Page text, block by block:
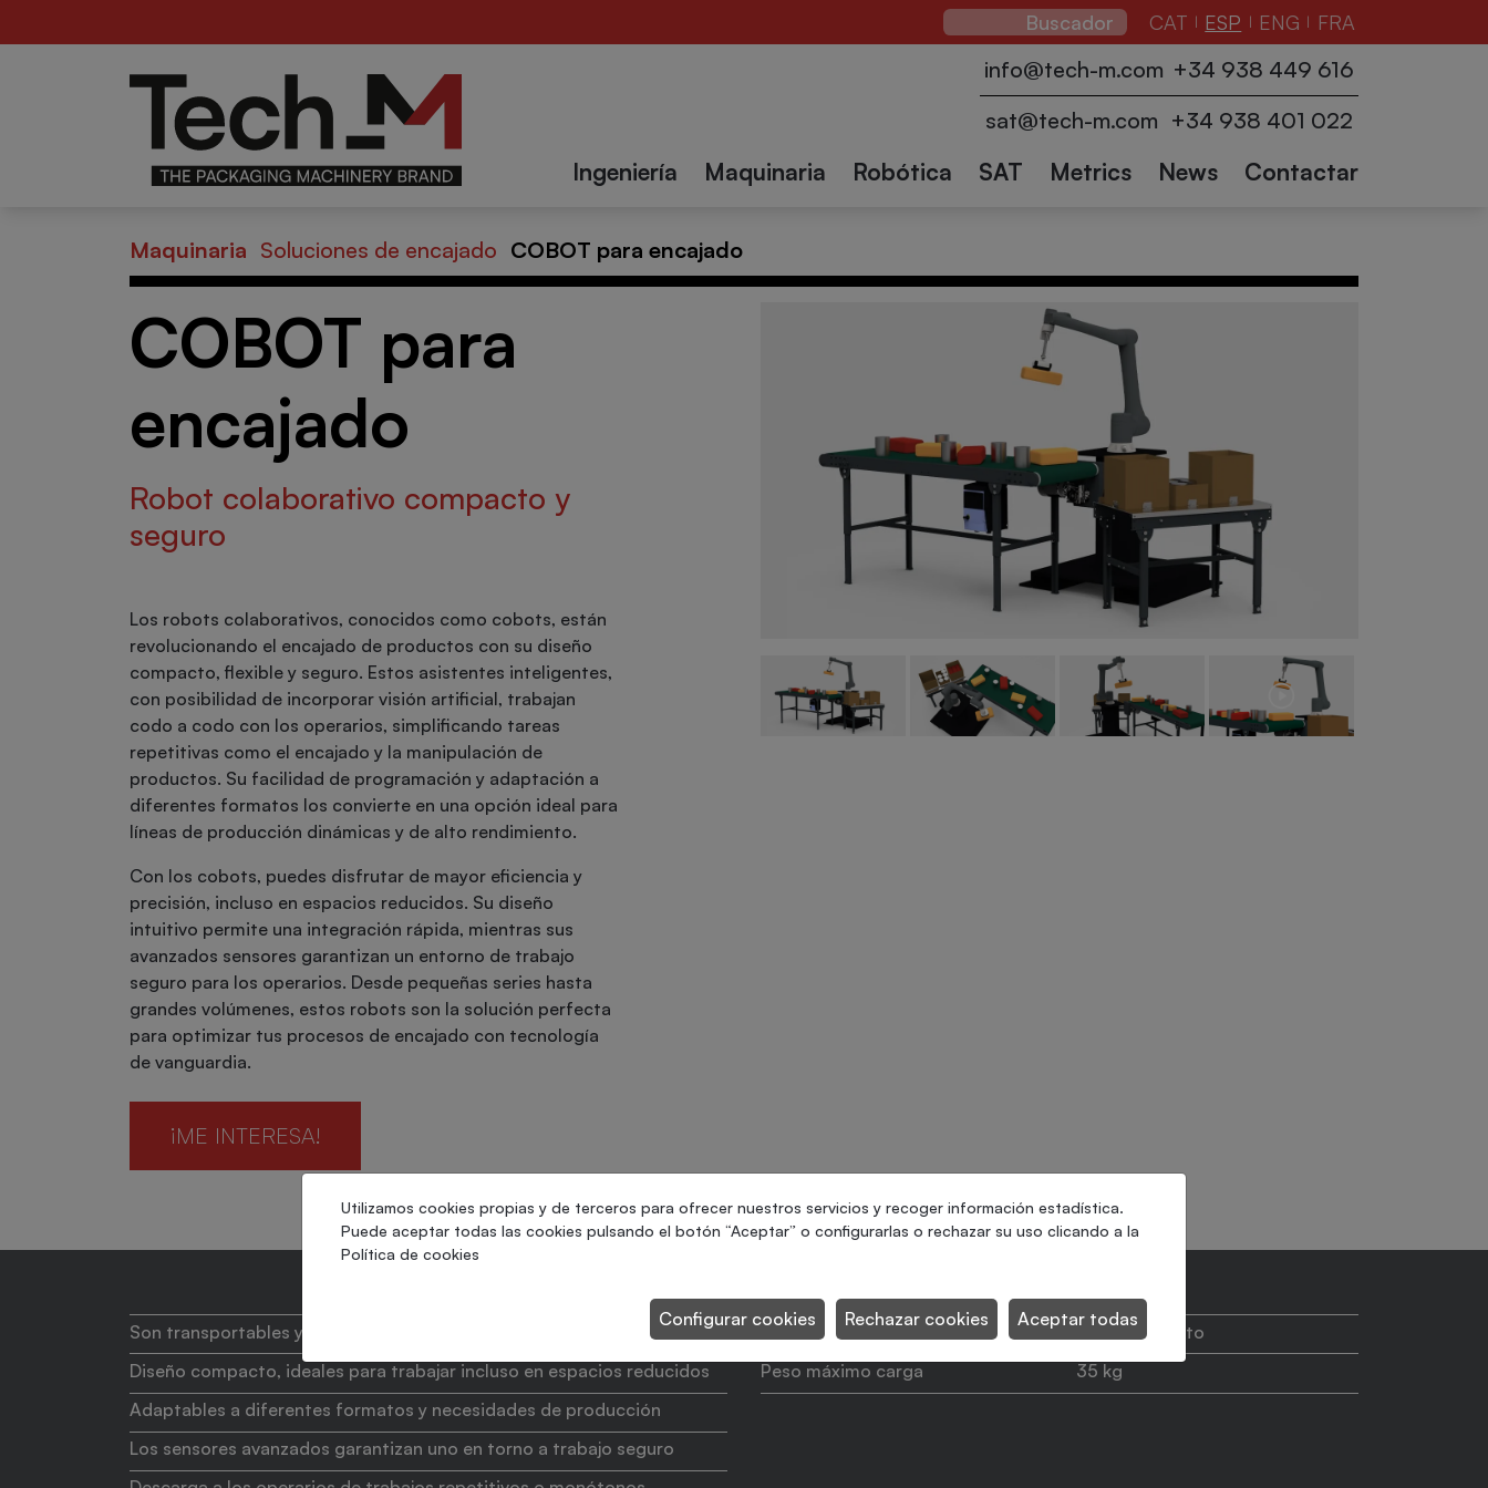
CAT | ESP | ENG | FRA
info@tech-m.com +34 938 449 616
sat@tech-m.com +34 938 401 022
Ingeniería
Alimentario Construcción Logística
Otros
sectores
Maquinaria
Formadoras
Paletizadores Envolvedoras
de palets
Transportadores
y accesorios
Robótica
Robots
industriales
Robots
colaborativos
SAT
Metrics News Contactar
Maquinaria Soluciones de encajado COBOT para encajado
COBOT para
encajado
Robot colaborativo compacto y
seguro
Los robots colaborativos, conocidos como cobots, están
revolucionando el encajado de productos con su diseño
compacto, flexible y seguro. Estos asistentes inteligentes,
con posibilidad de incorporar visión artificial, trabajan
codo a codo con los operarios, simplificando tareas
repetitivas como el encajado y la manipulación de
productos. Su facilidad de programación y adaptación a
diferentes formatos los convierte en una opción ideal para
líneas de producción dinámicas y de alto rendimiento.
Con los cobots, puedes disfrutar de mayor eficiencia y
precisión, incluso en espacios reducidos. Su diseño
intuitivo permite una integración rápida, mientras sus
avanzados sensores garantizan un entorno de trabajo
seguro para los operarios. Desde pequeñas series hasta
grandes volúmenes, estos robots son la solución perfecta
para optimizar tus procesos de encajado con tecnología
de vanguardia.
¡ME INTERESA!
Son transportables y pueden trabajar sin ningún tipo de vallado
Diseño compacto, ideales para trabajar incluso en espacios reducidos
Adaptables a diferentes formatos y necesidades de producción
Los sensores avanzados garantizan uno en torno a trabajo seguro
Producción máxima
8 ciclos/minuto
Peso máximo carga
35 kg
Utilizamos cookies propias y de terceros para ofrecer nuestros servicios y recoger información estadística.
Puede aceptar todas las cookies pulsando el botón “Aceptar” o configurarlas o rechazar su uso clicando a la
Política de cookies
Aceptar todas
Rechazar cookies
Configurar cookies